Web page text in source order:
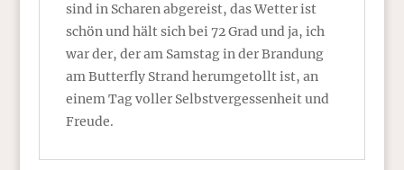
sind in Scharen abgereist, das Wetter ist
schön und hält sich bei 72 Grad und ja, ich
war der, der am Samstag in der Brandung
am Butterfly Strand herumgetollt ist, an
einem Tag voller Selbstvergessenheit und
Freude.